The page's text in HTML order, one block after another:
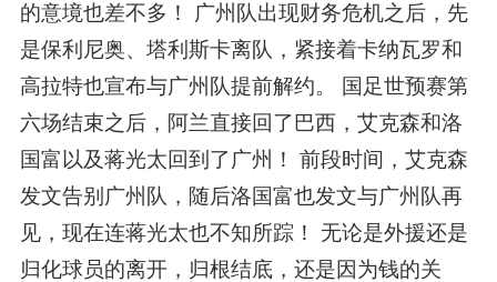
的意境也差不多！ 广州队出现财务危机之后，先
是保利尼奥、塔利斯卡离队，紧接着卡纳瓦罗和
高拉特也宣布与广州队提前解约。 国足世预赛第
六场结束之后，阿兰直接回了巴西，艾克森和洛
国富以及蒋光太回到了广州！ 前段时间，艾克森
发文告别广州队，随后洛国富也发文与广州队再
见，现在连蒋光太也不知所踪！ 无论是外援还是
归化球员的离开，归根结底，还是因为钱的关